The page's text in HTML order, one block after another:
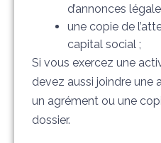
d’annonces
une copie de
capital social ;
Si vous exercez une
devez aussi joindre une
un agrément ou une
dossier.